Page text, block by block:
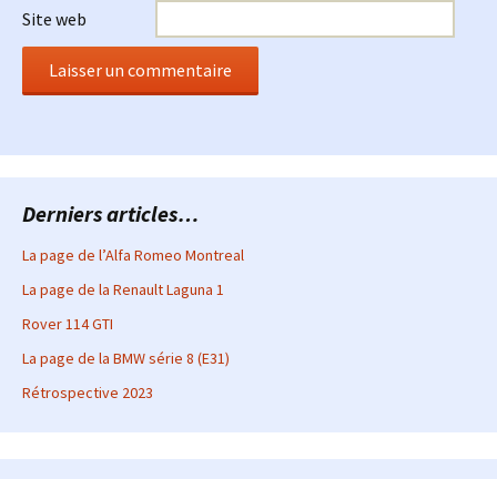
Site web
Derniers articles…
La page de l’Alfa Romeo Montreal
La page de la Renault Laguna 1
Rover 114 GTI
La page de la BMW série 8 (E31)
Rétrospective 2023